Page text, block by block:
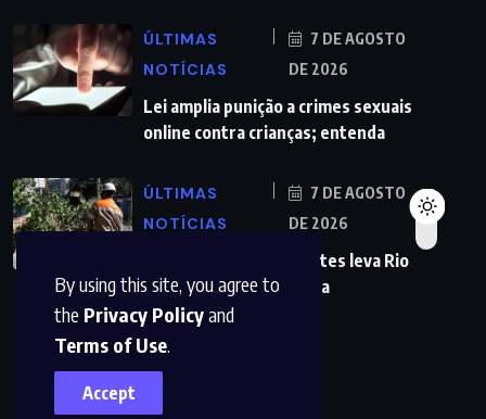
By using this site, you agree to
the Privacy Policyand
Terms of Use.
Accept
ÚLTIMAS
NOTÍCIAS
7 DE AGOSTO
DE 2026
Lei amplia punição a crimes sexuais
online contra crianças; entenda
ÚLTIMAS
NOTÍCIAS
7 DE AGOSTO
DE 2026
Previsão de ventos fortes leva Rio
a suspender aulas nesta